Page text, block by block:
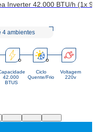
Inverter 42.000 BTU/h (1x
4 ambientes
42.000
BTUS
Ciclo
Quente/Frio
Voltagem
220v